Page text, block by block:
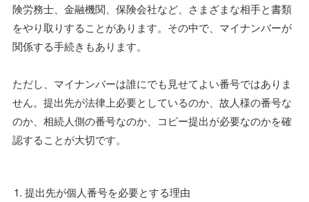
険労務士、金融機関、保険会社など、さまざまな相手と書類
をやり取りすることがあります。その中で、マイナンバーが
関係する手続きもあります。
ただし、マイナンバーは誰にでも見せてよい番号ではありま
せん。提出先が法律上必要としているのか、故人様の番号な
のか、相続人側の番号なのか、コピー提出が必要なのかを確
認することが大切です。
提出先が個人番号を必要とする理由